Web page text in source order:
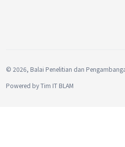
© 2026, Balai Penelitian dan
Powered byTim IT BLAM